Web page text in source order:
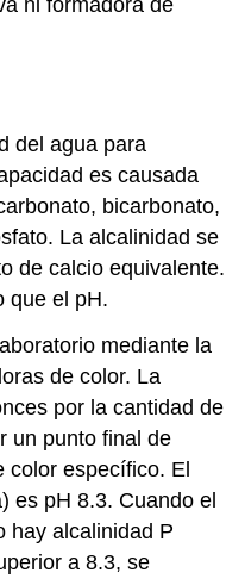
ni formadora de
del agua para
es causada
bicarbonato,
La alcalinidad se
de calcio equivalente.
que el pH.
mediante la
de color. La
por la cantidad de
un punto final de
color específico. El
es pH 8.3. Cuando el
hay alcalinidad P
a 8.3, se